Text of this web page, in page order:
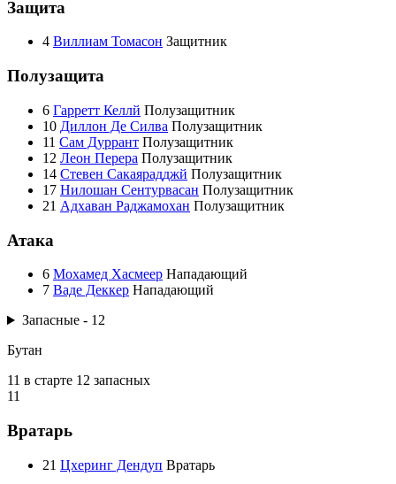
Защита
4 Виллиам Томасон Защитник
Полузащита
6 Гарретт Келлй Полузащитник
10 Диллон Де Силва Полузащитник
11 Сам Дуррант Полузащитник
12 Леон Перера Полузащитник
14 Стевен Сакаярадджй Полузащитник
17 Нилошан Сентурвасан Полузащитник
21 Адхаван Раджамохан Полузащитник
Атака
6 Мохамед Хасмеер Нападающий
7 Ваде Деккер Нападающий
Запасные - 12
Бутан
11 в старте 12 запасных
11
Вратарь
21 Цхеринг Дендуп Вратарь